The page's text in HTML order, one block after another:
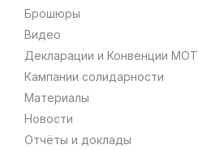
Брошюры
Видео
Декларации и Конвенции МОТ
Кампании солидарности
Материалы
Новости
Отчёты и доклады